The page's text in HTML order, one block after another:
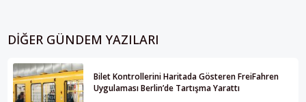
DIĞER GÜNDEM YAZILARI
Bilet Kontrollerini Haritada Gösteren FreiFahren
Uygulaması Berlin’de Tartışma Yarattı